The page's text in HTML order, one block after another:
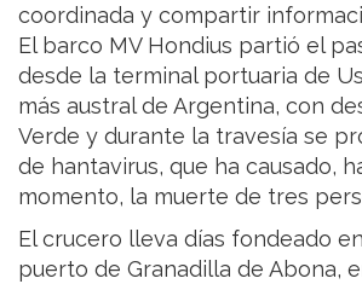
coordinada y compartir
El barco MV Hondius partió el
desde la terminal portuaria de
más austral de Argentina, con
Verde y durante la travesía se
de hantavirus, que ha causado,
momento, la muerte de tres
El crucero lleva días fondeado
puerto de Granadilla de Abona,